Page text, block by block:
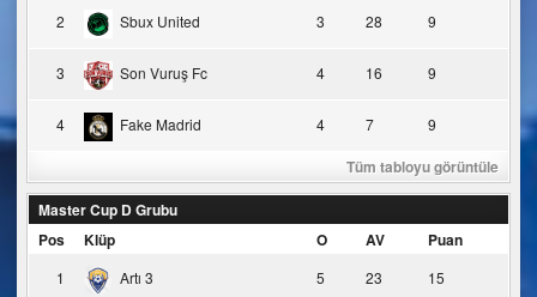
2 Sbux United 3 28 9
3 Son Vuruş Fc 4 16 9
4 Fake Madrid 4 7 9
Tüm tabloyu görüntüle
Master Cup D Grubu
Pos
Klüp O AV Puan
1 Artı 3 5 23 15